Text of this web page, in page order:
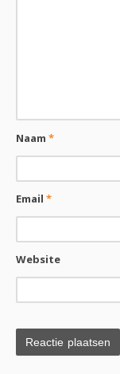
Naam*
Email*
Website